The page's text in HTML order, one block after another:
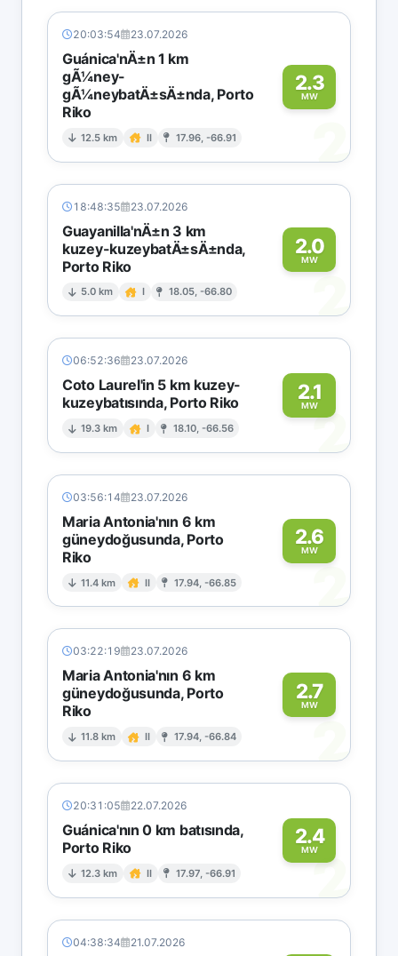
20:03:54 23.07.2026
Guánica'nÄ±n 1 km
gÃ¼ney-
gÃ¼neybatÄ±sÄ±nda, Porto
Riko
12.5 km II 17.96, -66.91
2.3
MW
2
18:48:35 23.07.2026
Guayanilla'nÄ±n 3 km
kuzey-kuzeybatÄ±sÄ±nda,
Porto Riko
5.0 km I 18.05, -66.80
2.0
MW
2
06:52:36 23.07.2026
Coto Laurel'in 5 km kuzey-
kuzeybatısında, Porto Riko
19.3 km I 18.10, -66.56
2.1
MW2
03:56:14 23.07.2026
Maria Antonia'nın 6 km
güneydoğusunda, Porto
Riko
11.4 km II 17.94, -66.85
2.6
MW
2
03:22:19 23.07.2026
Maria Antonia'nın 6 km
güneydoğusunda, Porto
Riko
11.8 km II 17.94, -66.84
2.7
MW
2
20:31:05 22.07.2026
Guánica'nın 0 km batısında,
Porto Riko
12.3 km II 17.97, -66.91
2.4
MW
2
04:38:34 21.07.2026